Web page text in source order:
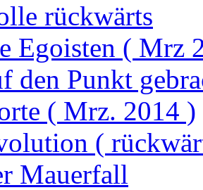
rückwärts
Egoisten ( Mrz
den Punkt
( Mrz. 2014 )
(
Mauerfall